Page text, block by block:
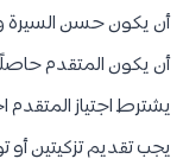
أن يكون حسن السيرة
أن يكون المتقدم حاصلًا على درجة 60 في اختبار
يشترط اجتياز المتقدم
يجب تقديم تزكيتين